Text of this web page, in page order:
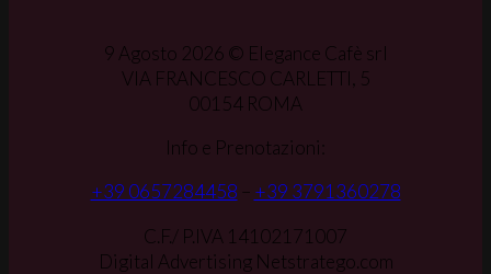
9 Agosto 2026 © Elegance Cafè srl
VIA FRANCESCO CARLETTI, 5
00154 ROMA
Info e Prenotazioni:
+39 0657284458 – +39 3791360278
C.F./ P.IVA 14102171007
Digital Advertising Netstratego.com